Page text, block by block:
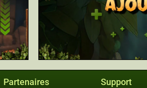
Partenaires Support